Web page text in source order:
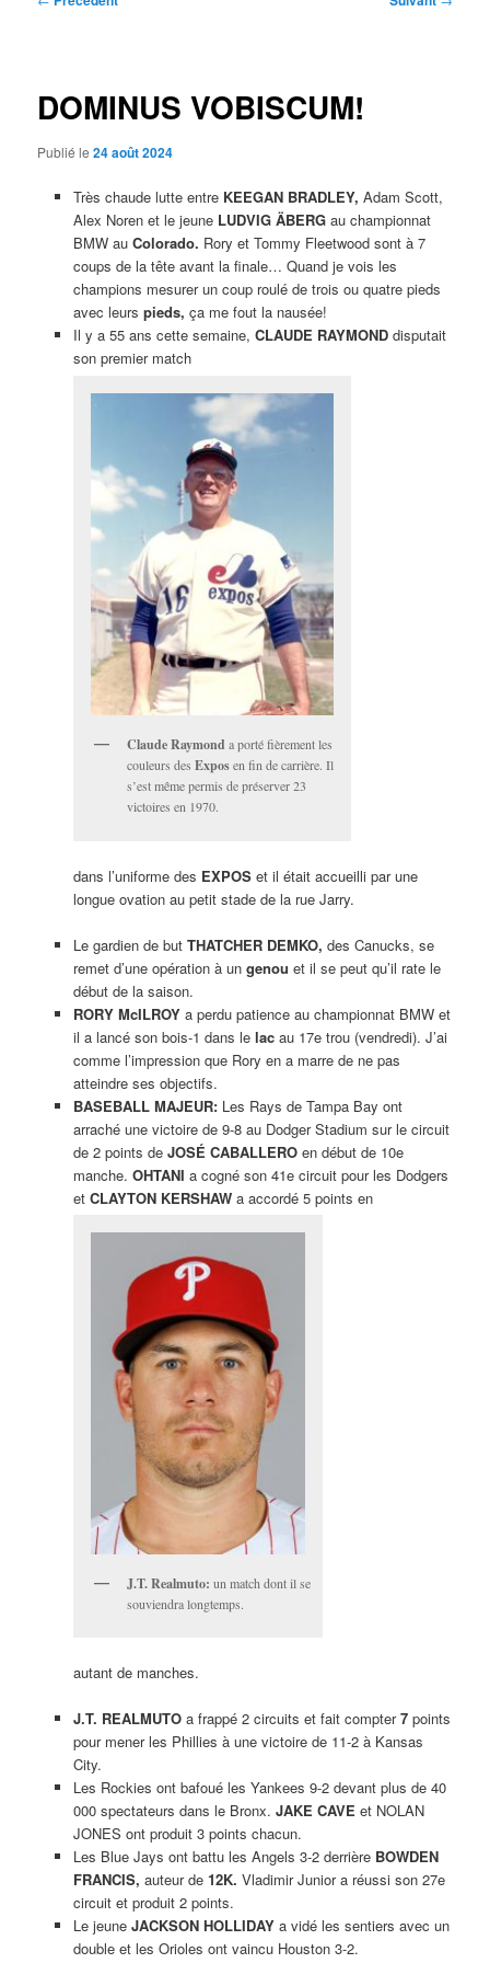
DOMINUS VOBISCUM!
Publié le24 août 2024
Très chaude lutte entre KEEGAN BRADLEY, Adam Scott,
Alex Noren et le jeune LUDVIG ÄBERGau championnat
BMW au Colorado. Rory et Tommy Fleetwood sont à 7
coups de la tête avant la finale… Quand je vois les
champions mesurer un coup roulé de trois ou quatre pieds
avec leurs pieds, ça me fout la nausée!
Il y a 55 ans cette semaine, CLAUDE RAYMONDdisputait
son premier match
Claude Raymond a porté fièrement les
couleurs des Exposen fin de carrière. Il
s’est même permis de préserver 23
victoires en 1970.
dans l’uniforme des EXPOSet il était accueilli par une
longue ovation au petit stade de la rue Jarry.
Le gardien de but THATCHER DEMKO, des Canucks, se
remet d’une opération à un genou et il se peut qu’il rate le
début de la saison.
RORY McILROYa perdu patience au championnat BMW et
il a lancé son bois-1 dans le lacau 17e trou (vendredi). J’ai
comme l’impression que Rory en a marre de ne pas
atteindre ses objectifs.
BASEBALL MAJEUR:Les Rays de Tampa Bay ont
arraché une victoire de 9-8 au Dodger Stadium sur le circuit
de 2 points de JOSÉ CABALLEROen début de 10e
manche. OHTANI a cogné son 41e circuit pour les Dodgers
et CLAYTON KERSHAWa accordé 5 points en
J.T. Realmuto: un match dont il se
souviendra longtemps.
autant de manches.
J.T. REALMUTOa frappé 2 circuits et fait compter7points
pour mener les Phillies à une victoire de 11-2 à Kansas
City.
Les Rockies ont bafoué les Yankees 9-2 devant plus de 40
000 spectateurs dans le Bronx. JAKE CAVE et NOLAN
JONES ont produit 3 points chacun.
Les Blue Jays ont battu les Angels 3-2 derrière BOWDEN
FRANCIS, auteur de 12K. Vladimir Junior a réussi son 27e
circuit et produit 2 points.
Le jeune JACKSON HOLLIDAYa vidé les sentiers avec un
double et les Orioles ont vaincu Houston 3-2.